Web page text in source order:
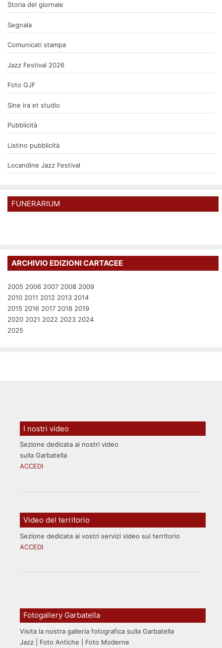
Storia del giornale
Segnala
Comunicati stampa
Jazz Festival 2026
Foto GJF
Sine ira et studio
Pubblicità
Listino pubblicità
Locandine Jazz Festival
FUNERARIUM
ARCHIVIO EDIZIONI CARTACEE
2005 2006 2007 2008 2009
2010 2011 2012 2013 2014
2015 2016 2017 2018 2019
2020 2021 2022 2023 2024
2025
I nostri video
Sezione dedicata ai nostri video
sulla Garbatella
ACCEDI
Video del territorio
Sezione dedicata ai vostri servizi video sul territorio
ACCEDI
Fotogallery Garbatella
Visita la nostra galleria fotografica sulla Garbatella
Jazz | Foto Antiche | Foto Moderne